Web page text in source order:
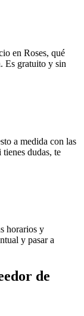
en Roses, qué
Es gratuito y sin
a medida con las
dudas, te
horarios y
y pasar a
de